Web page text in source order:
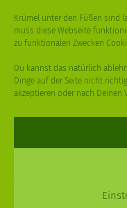
Krümel unter den Füßen sind
muss diese Webseite
zu funktionalen Zwecken
Du kannst das natürlich
Dinge auf der Seite nicht
akzeptieren oder nach Deinen
WEIHNACHTSBAUM
XPDT : Marken &